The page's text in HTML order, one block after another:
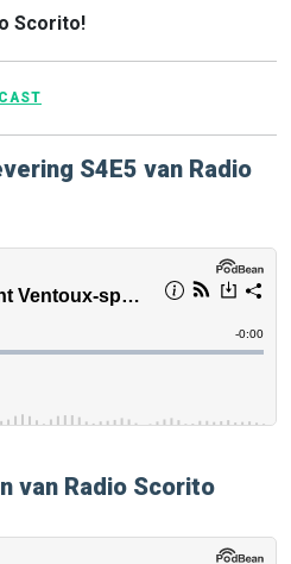
Scorito!
S4E5 van Radio
van Radio Scorito